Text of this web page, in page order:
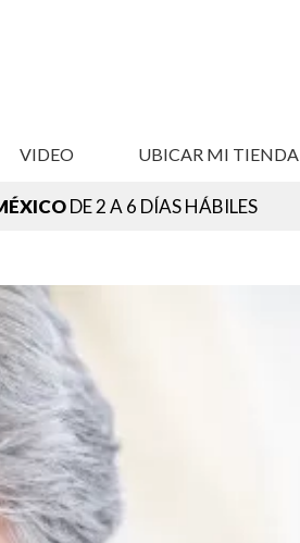
VIDEO UBICAR MI TIENDA
DE 2 A 6 DÍAS HÁBILES